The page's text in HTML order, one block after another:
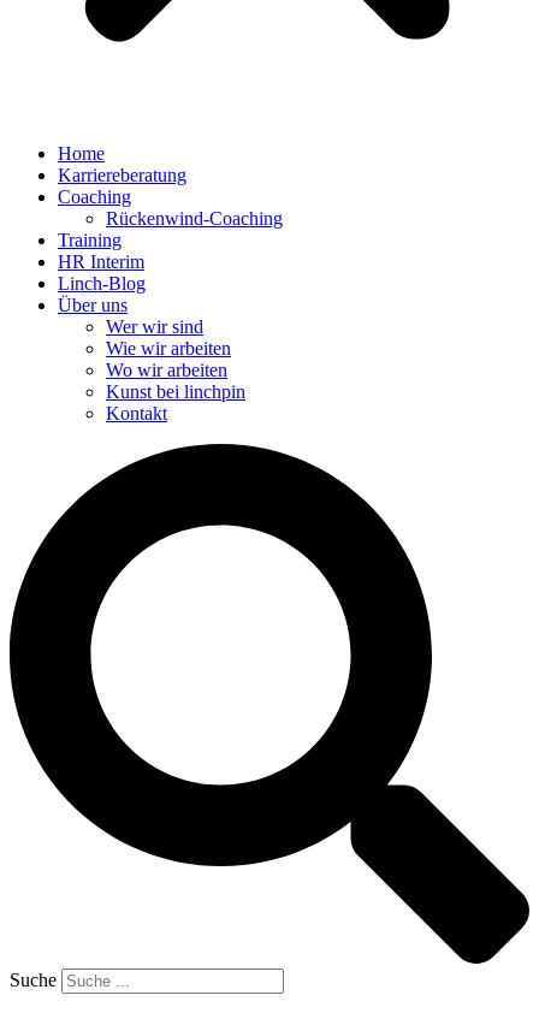
Home
Karriereberatung
Coaching
Rückenwind-Coaching
Training
HR Interim
Linch-Blog
Über uns
Wer wir sind
Wie wir arbeiten
Wo wir arbeiten
Kunst bei linchpin
Kontakt
Suche